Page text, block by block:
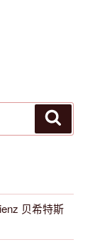
贝希特斯